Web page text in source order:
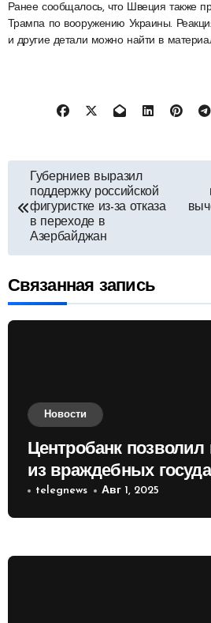
Ранее сообщалось, что Швеция также
Трампа по вооружению Украины.
и другие детали можно найти в
Навигация
по
записям
Губерниев выразил
поддержку российской
фигуристке из-за отказа
в переходе в
Азербайджан
Связанная запись
Новости
Центробанк позволил
из враждебных
приобретать валюту
telegnews Авг 1, 2025